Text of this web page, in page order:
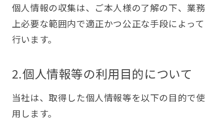
個人情報の収集は、ご本人様の了解の下、業務
上必要な範囲内で適正かつ公正な手段によって
行います。
2.個人情報等の利用目的について
当社は、取得した個人情報等を以下の目的で使
用します。